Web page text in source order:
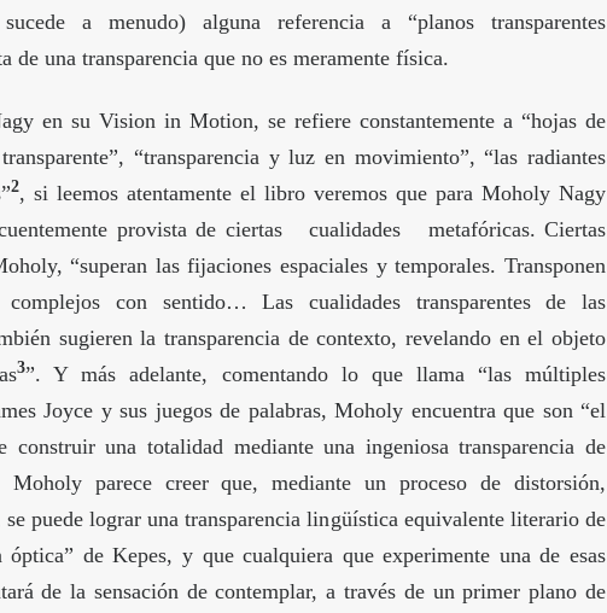
a menudo) alguna referencia a “planos transparentes
de una transparencia que no es meramente física.
en su Vision in Motion, se refiere constantemente a “hojas de
“transparencia y luz en movimiento”, “las radiantes
2, si leemos atentamente el libro veremos que para Moholy Nagy
provista de ciertas cualidades metafóricas. Ciertas
“superan las fijaciones espaciales y temporales. Transponen
complejos con sentido… Las cualidades transparentes de las
sugieren la transparencia de contexto, revelando en el objeto
3”. Y más adelante, comentando lo que llama “las múltiples
Joyce y sus juegos de palabras, Moholy encuentra que son “el
una totalidad mediante una ingeniosa transparencia de
parece creer que, mediante un proceso de distorsión,
puede lograr una transparencia lingüística equivalente literario de
de Kepes, y que cualquiera que experimente una de esas
de la sensación de contemplar, a través de un primer plano de